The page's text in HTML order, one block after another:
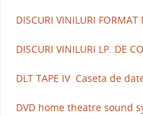
DISCURI VINILURI
DISCURI VINILURI LP. DE
DLT TAPE IV Caseta de
DVD home theatre sound